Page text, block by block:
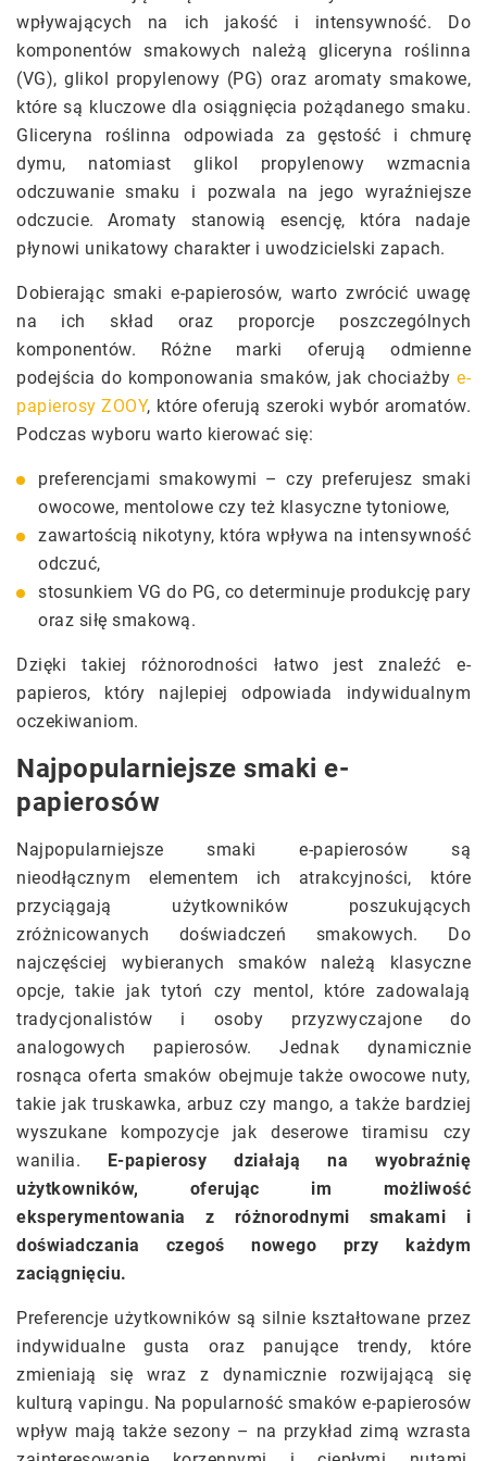
wpływających na ich jakość i intensywność. Do
komponentów smakowych należą gliceryna roślinna
(VG), glikol propylenowy (PG) oraz aromaty smakowe,
które są kluczowe dla osiągnięcia pożądanego smaku.
Gliceryna roślinna odpowiada za gęstość i chmurę
dymu, natomiast glikol propylenowy wzmacnia
odczuwanie smaku i pozwala na jego wyraźniejsze
odczucie. Aromaty stanowią esencję, która nadaje
płynowi unikatowy charakter i uwodzicielski zapach.
Dobierając smaki e-papierosów, warto zwrócić uwagę
na ich skład oraz proporcje poszczególnych
komponentów. Różne marki oferują odmienne
podejścia do komponowania smaków, jak chociażby e-
papierosy ZOOY, które oferują szeroki wybór aromatów.
Podczas wyboru warto kierować się:
preferencjami smakowymi – czy preferujesz smaki
owocowe, mentolowe czy też klasyczne tytoniowe,
zawartością nikotyny, która wpływa na intensywność
odczuć,
stosunkiem VG do PG, co determinuje produkcję pary
oraz siłę smakową.
Dzięki takiej różnorodności łatwo jest znaleźć e-
papieros, który najlepiej odpowiada indywidualnym
oczekiwaniom.
Najpopularniejsze smaki e-
papierosów
Najpopularniejsze smaki e-papierosów są
nieodłącznym elementem ich atrakcyjności, które
przyciągają użytkowników poszukujących
zróżnicowanych doświadczeń smakowych. Do
najczęściej wybieranych smaków należą klasyczne
opcje, takie jak tytoń czy mentol, które zadowalają
tradycjonalistów i osoby przyzwyczajone do
analogowych papierosów. Jednak dynamicznie
rosnąca oferta smaków obejmuje także owocowe nuty,
takie jak truskawka, arbuz czy mango, a także bardziej
wyszukane kompozycje jak deserowe tiramisu czy
wanilia.
E-papierosy działają na wyobraźnię
użytkowników, oferując im możliwość
eksperymentowania z różnorodnymi smakami i
doświadczania czegoś nowego przy każdym
zaciągnięciu.
Preferencje użytkowników są silnie kształtowane przez
indywidualne gusta oraz panujące trendy, które
zmieniają się wraz z dynamicznie rozwijającą się
kulturą vapingu. Na popularność smaków e-papierosów
wpływ mają także sezony – na przykład zimą wzrasta